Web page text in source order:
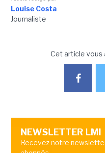
Louise Costa
Journaliste
Cet article vous
NEWSLETTER LMI
Recevez notre